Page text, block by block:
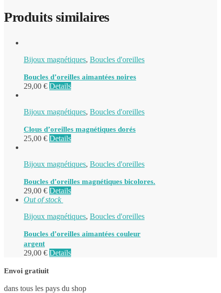
Produits similaires
Bijoux magnétiques, Boucles d'oreilles
Boucles d’oreilles aimantées noires
29,00 € Details
Bijoux magnétiques, Boucles d'oreilles
Clous d’oreilles magnétiques dorés
25,00 € Details
Bijoux magnétiques, Boucles d'oreilles
Boucles d’oreilles magnétiques bicolores.
29,00 € Details
Out of stock
Bijoux magnétiques, Boucles d'oreilles
Boucles d’oreilles aimantées couleur
argent
29,00 € Details
Envoi gratiuit
dans tous les pays du shop